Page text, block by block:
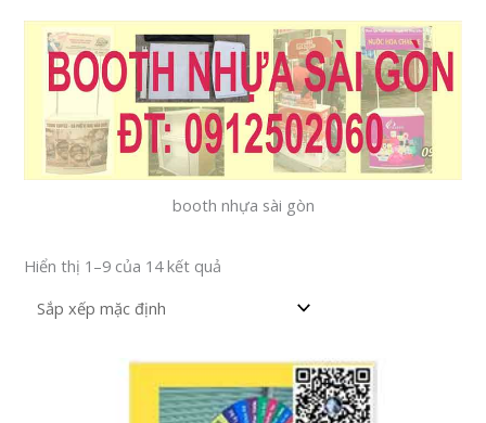
booth nhựa sài gòn
Hiển thị 1–9 của 14 kết quả